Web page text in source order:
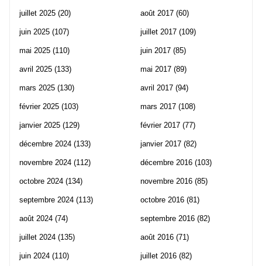
juillet 2025 (20)
juin 2025 (107)
mai 2025 (110)
avril 2025 (133)
mars 2025 (130)
février 2025 (103)
janvier 2025 (129)
décembre 2024 (133)
novembre 2024 (112)
octobre 2024 (134)
septembre 2024 (113)
août 2024 (74)
juillet 2024 (135)
juin 2024 (110)
août 2017 (60)
juillet 2017 (109)
juin 2017 (85)
mai 2017 (89)
avril 2017 (94)
mars 2017 (108)
février 2017 (77)
janvier 2017 (82)
décembre 2016 (103)
novembre 2016 (85)
octobre 2016 (81)
septembre 2016 (82)
août 2016 (71)
juillet 2016 (82)